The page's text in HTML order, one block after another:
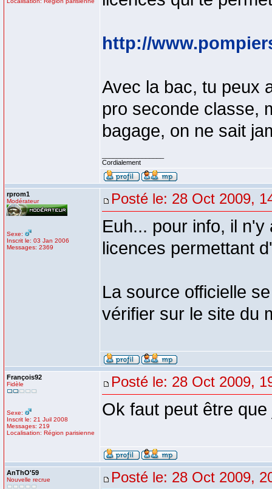
http://
Avec la bac, tu peux
pro seconde classe,
bagage, on ne sait
Cordialement
rprom1
Modérateur
Sexe:
Inscrit le: 03 Jan 2006
Messages: 2369
Posté le: 28 Oct 2009,
Euh... pour info, il
licences permettant
La source officielle
vérifier sur le site du
François92
Fidèle
Sexe:
Inscrit le: 21 Juil 2008
Messages: 219
Localisation: Région parisienne
Posté le: 28 Oct 2009,
Ok faut peut être
AnThO'59
Nouvelle recrue Posté le: 28 Oct 2009,